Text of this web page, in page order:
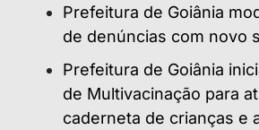
Prefeitura de Goiânia
de denúncias com novo
Prefeitura de Goiânia
de Multivacinação para
caderneta de crianças e